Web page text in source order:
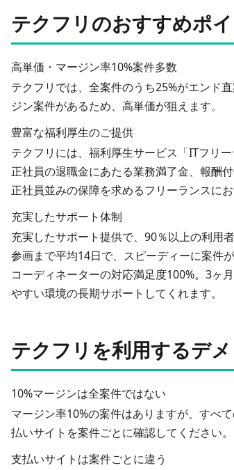
テクフリのおすすめポ
高単価・マージン率10%案件多数
テクフリでは、全案件のうち25%がエンド直
ジン案件があるため、高単価が狙えます。
豊富な福利厚生のご提供
テクフリには、福利厚生サービス「ITフリ
正社員の退職金にあたる業務満了金、報酬
正社員並みの保障を求めるフリーランスにお
充実したサポート体制
充実したサポート提供で、 90％以上の利用
参画まで平均14日で、スピーディーに案件が
コーディネーターの対応満足度100%。3ヶ
やすい環境の長期サポートしてくれます。
テクフリを利用するデ
10%マージンは全案件ではない
マージン率10%の案件はありますが、すべ
払いサイトを案件ごとに確認してください。
支払いサイトは案件ごとに違う